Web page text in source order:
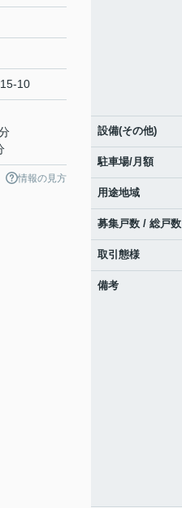
10
情報の見方
設備(その他)
駐車場/月額
用途地域
募集戸数 / 総戸数
取引態様
備考